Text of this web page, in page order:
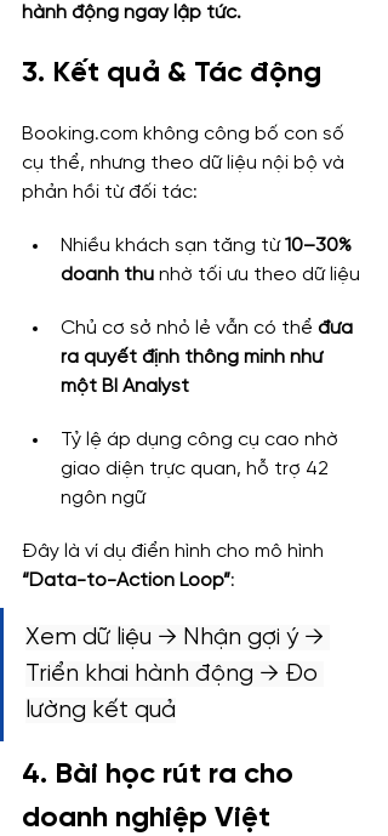
hành động ngay lập tức.
3. Kết quả & Tác động
Booking.com không công bố con số
cụ thể, nhưng theo dữ liệu nội bộ và
phản hồi từ đối tác:
Nhiều khách sạn tăng từ 10–30%
doanh thu nhờ tối ưu theo dữ liệu
Chủ cơ sở nhỏ lẻ vẫn có thể đưa
ra quyết định thông minh như
một BI Analyst
Tỷ lệ áp dụng công cụ cao nhờ
giao diện trực quan, hỗ trợ 42
ngôn ngữ
Đây là ví dụ điển hình cho mô hình
“Data-to-Action Loop”:
Xem dữ liệu → Nhận gợi ý →
Triển khai hành động → Đo
lường kết quả
4. Bài học rút ra cho
doanh nghiệp Việt